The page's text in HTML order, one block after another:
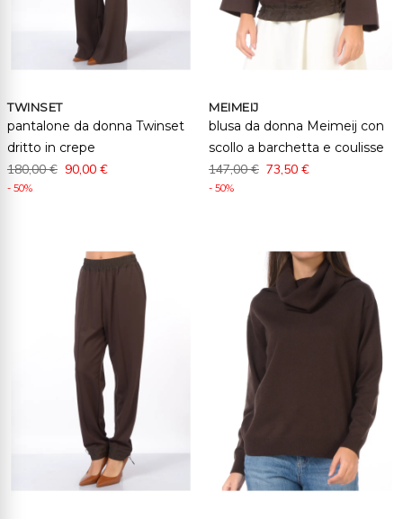
TWINSET
pantalone da donna Twinset
dritto in crepe
180,00 € 90,00 €
- 50%
MEIMEIJ
blusa da donna Meimeij con
scollo a barchetta e coulisse
147,00 € 73,50 €
- 50%